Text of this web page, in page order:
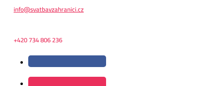
info@svatbavzahranici.cz
+420 734 806 236